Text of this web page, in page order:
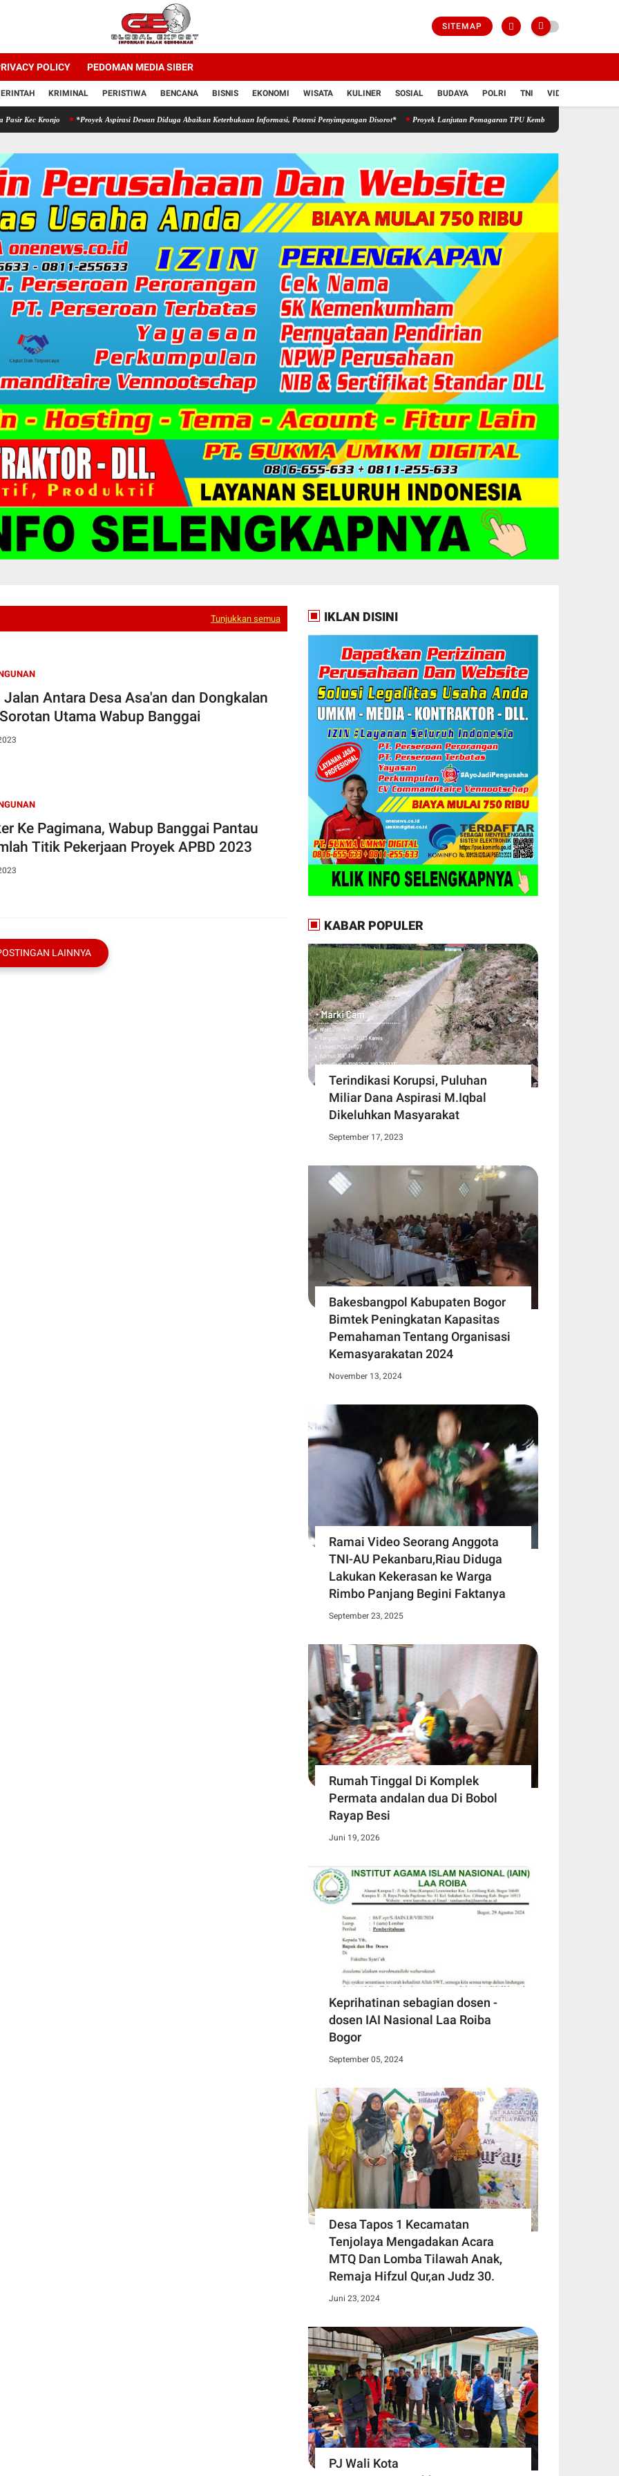
SITEMAP
POLICY PEDOMAN MEDIA SIBER
KRIMINAL PERISTIWA BENCANA BISNIS EKONOMI WISATA KULINER SOSIAL BUDAYA POLRI TNI VIDIO
*Proyek Aspirasi Dewan Diduga Abaikan Keterbukaan Informasi, Potensi Penyimpangan Disorot* Proyek Lanjutan Pemagaran TPU Kembang Kalak Mendapat Apresiasi
Tunjukkan semua
Jalan Antara Desa Asa'an dan Dongkalan
Utama Wabup Banggai
Ke Pagimana, Wabup Banggai Pantau
Titik Pekerjaan Proyek APBD 2023
LAINNYA
IKLAN DISINI
KABAR POPULER
Terindikasi Korupsi, Puluhan
Miliar Dana Aspirasi M.Iqbal
Dikeluhkan Masyarakat
September 17, 2023
Bakesbangpol Kabupaten Bogor
Bimtek Peningkatan Kapasitas
Pemahaman Tentang Organisasi
Kemasyarakatan 2024
November 13, 2024
Ramai Video Seorang Anggota
TNI-AU Pekanbaru,Riau Diduga
Lakukan Kekerasan ke Warga
Rimbo Panjang Begini Faktanya
September 23, 2025
Rumah Tinggal Di Komplek
Permata andalan dua Di Bobol
Rayap Besi
Juni 19, 2026
Keprihatinan sebagian dosen -
dosen IAI Nasional Laa Roiba
Bogor
September 05, 2024
Desa Tapos 1 Kecamatan
Tenjolaya Mengadakan Acara
MTQ Dan Lomba Tilawah Anak,
Remaja Hifzul Qur,an Judz 30.
Juni 23, 2024
PJ Wali Kota